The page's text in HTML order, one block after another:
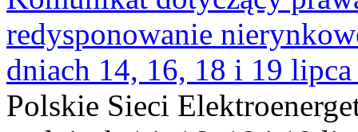
redysponowanie
dniach 14, 16, 18 i 19
Polskie Sieci